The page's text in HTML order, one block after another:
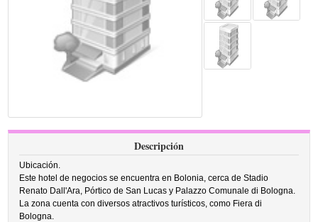
Descripción
Ubicación.
Este hotel de negocios se encuentra en Bolonia, cerca de Stadio
Renato Dall'Ara, Pórtico de San Lucas y Palazzo Comunale di Bologna.
La zona cuenta con diversos atractivos turísticos, como Fiera di
Bologna.